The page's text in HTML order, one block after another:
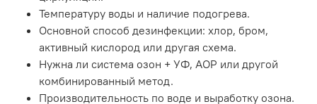
Температуру воды и наличие подогрева.
Основной способ дезинфекции: хлор, бром,
активный кислород или другая схема.
Нужна ли система озон + УФ, АОР или другой
комбинированный метод.
Производительность по воде и выработку озона.